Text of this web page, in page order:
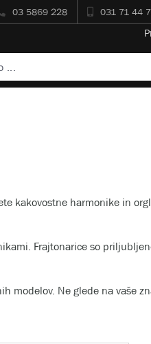
03 5869 228 031 71 44
kakovostne harmonike in
Frajtonarice so
modelov. Ne glede na vaše